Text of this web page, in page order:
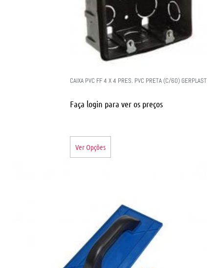
CAIXA PVC FF 4 X 4 PRES. PVC PRETA (C/60) GERPLAST
Faça login para ver os preços
Ver Opções